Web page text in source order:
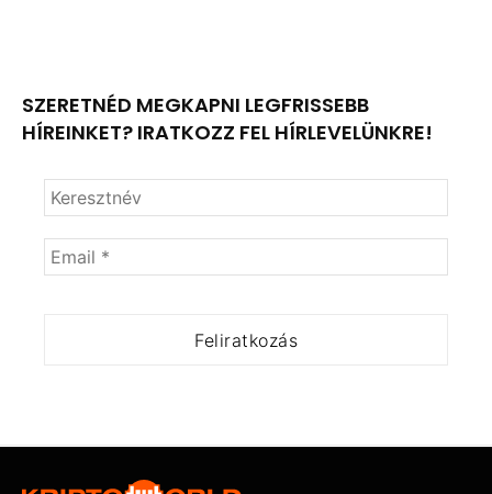
SZERETNÉD MEGKAPNI LEGFRISSEBB
HÍREINKET? IRATKOZZ FEL HÍRLEVELÜNKRE!